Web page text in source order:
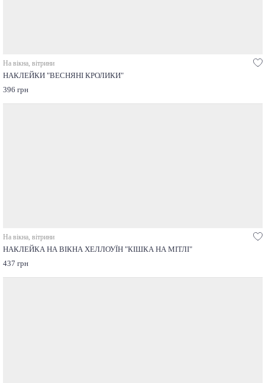
На вікна, вітрини
НАКЛЕЙКИ "ВЕСНЯНІ КРОЛИКИ"
396 грн
На вікна, вітрини
НАКЛЕЙКА НА ВІКНА ХЕЛЛОУЇН "КІШКА НА МІТЛІ"
437 грн